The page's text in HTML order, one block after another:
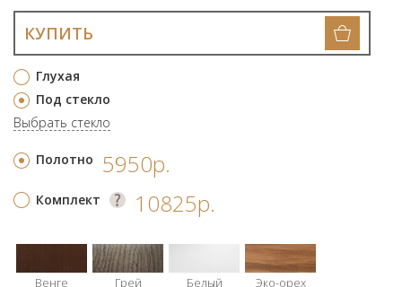
Глухая
Под стекло
Выбрать стекло
КУПИТЬ
Полотно 5950р.
Комплект 10825р.
Венге Грей Белый Эко-орех